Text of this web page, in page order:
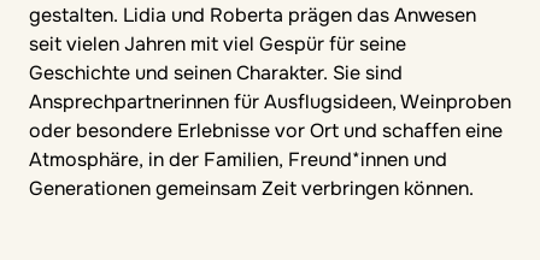
gestalten. Lidia und Roberta prägen das Anwesen
seit vielen Jahren mit viel Gespür für seine
Geschichte und seinen Charakter. Sie sind
Ansprechpartnerinnen für Ausflugsideen, Weinproben
oder besondere Erlebnisse vor Ort und schaffen eine
Atmosphäre, in der Familien, Freund*innen und
Generationen gemeinsam Zeit verbringen können.